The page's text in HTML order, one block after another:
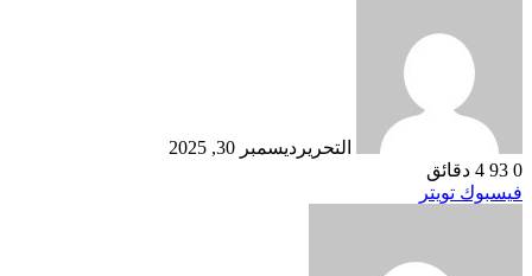
التحرير ديسمبر 30, 2025
0
4 دقائق
فيسبوك تويتر